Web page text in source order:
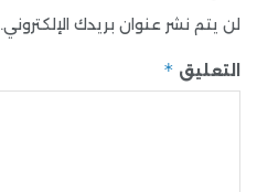
لن يتم نشر عنوان بريدك الإلكتروني.
التعليق *